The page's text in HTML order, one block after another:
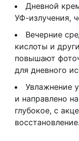
Дневной
УФ-излучения,
Вечерние
кислоты и
повышают
для дневного
Увлажнение
и направлено
глубокое, с
восстановление.